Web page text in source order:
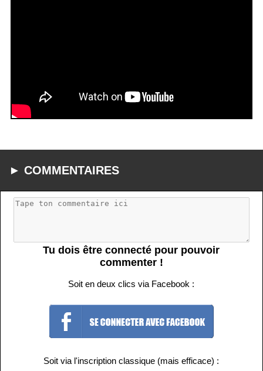
► COMMENTAIRES
Tu dois être connecté pour pouvoir
commenter !
Soit en deux clics via Facebook :
Soit via l'inscription classique (mais efficace) :